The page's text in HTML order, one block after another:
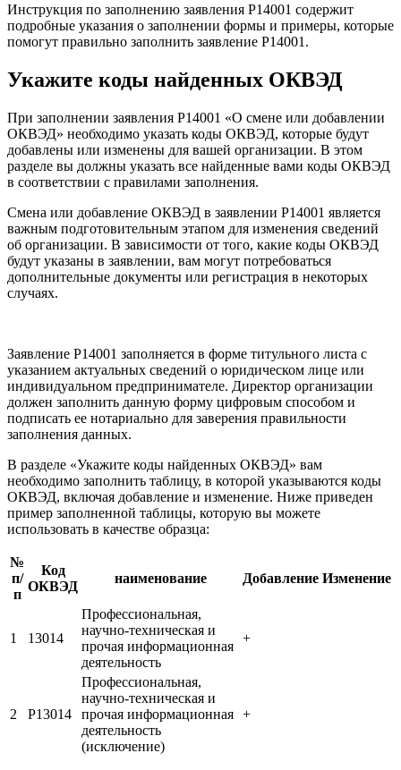
Инструкция по заполнению заявления Р14001 содержит
подробные указания о заполнении формы и примеры, которые
помогут правильно заполнить заявление Р14001.
Укажите коды найденных ОКВЭД
При заполнении заявления Р14001 «О смене или добавлении
ОКВЭД» необходимо указать коды ОКВЭД, которые будут
добавлены или изменены для вашей организации. В этом
разделе вы должны указать все найденные вами коды ОКВЭД
в соответствии с правилами заполнения.
Смена или добавление ОКВЭД в заявлении Р14001 является
важным подготовительным этапом для изменения сведений
об организации. В зависимости от того, какие коды ОКВЭД
будут указаны в заявлении, вам могут потребоваться
дополнительные документы или регистрация в некоторых
случаях.
Заявление Р14001 заполняется в форме титульного листа с
указанием актуальных сведений о юридическом лице или
индивидуальном предпринимателе. Директор организации
должен заполнить данную форму цифровым способом и
подписать ее нотариально для заверения правильности
заполнения данных.
В разделе «Укажите коды найденных ОКВЭД» вам
необходимо заполнить таблицу, в которой указываются коды
ОКВЭД, включая добавление и изменение. Ниже приведен
пример заполненной таблицы, которую вы можете
использовать в качестве образца:
№
п/
п
Код
ОКВЭД
наименование Добавление Изменение
1 13014
Профессиональная,
научно-техническая и
прочая информационная
деятельность
+
2 Р13014
Профессиональная,
научно-техническая и
прочая информационная
деятельность
(исключение)
+